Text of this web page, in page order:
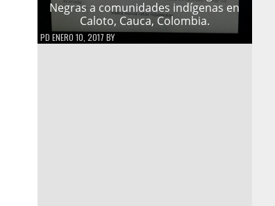
Negras a comunidades indígenas en
Caloto, Cauca, Colombia.
PD ENERO 10, 2017 BY